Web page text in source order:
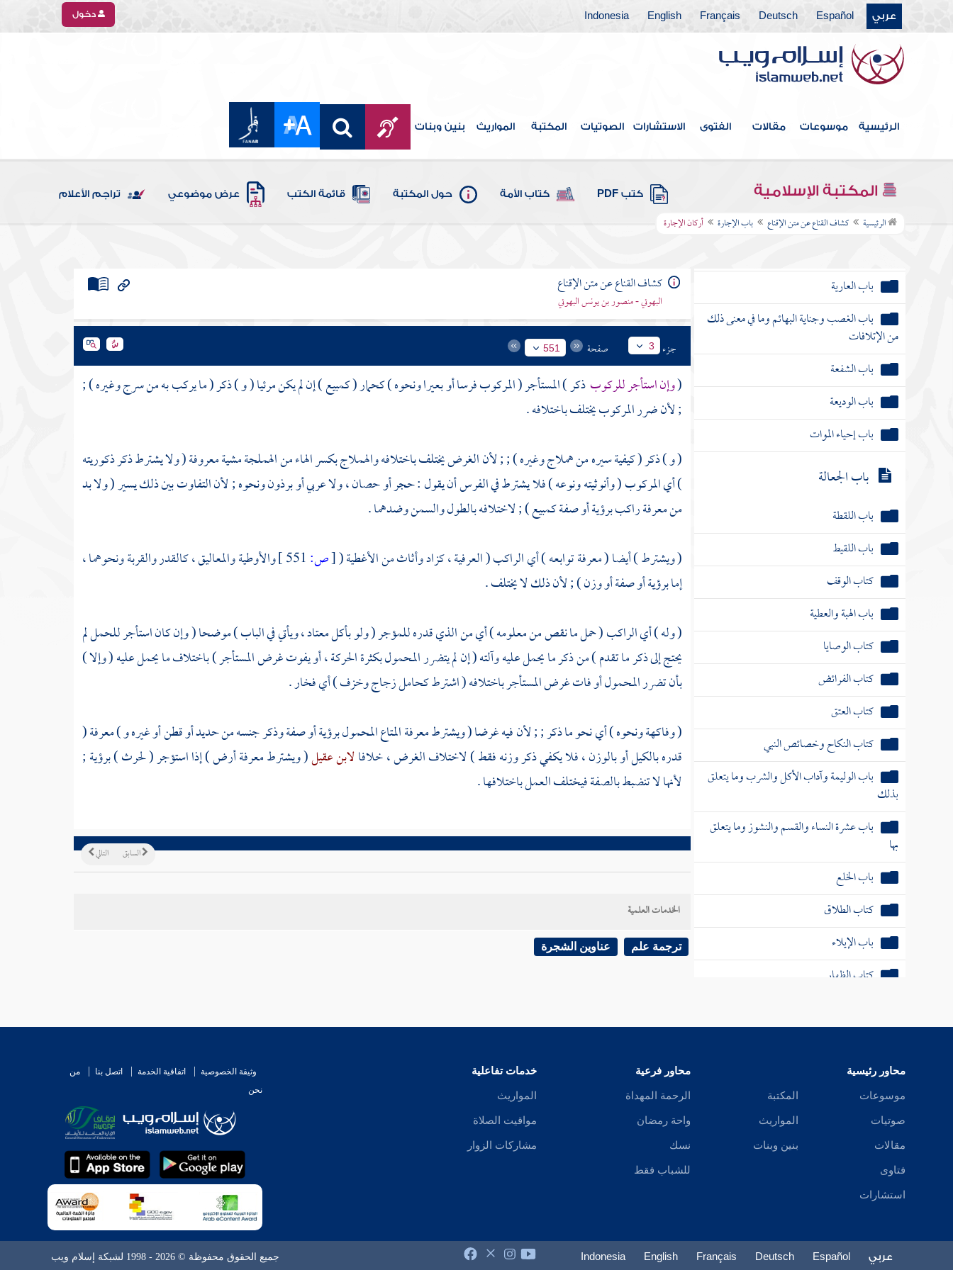
عربي Español
Deutsch
Français
English
Indonesia دخول
الرئيسية موسوعات مقالات الفتوى الاستشارات الصوتيات المكتبة المواريث بنين وبنات
المكتبة الإسلامية كتب PDF كتاب الأمة حول المكتبة قائمة الكتب عرض موضوعي تراجم الأعلام
الرئيسية كشاف القناع عن متن الإقناع باب الإجارة أركان الإجارة
باب الحوالة
باب الصلح وأحكام الجوار
باب الحجر
باب الوكالة
كتاب الشركة
باب المساقاة والمناصبة والمزارعة
باب الإجارة
باب العارية
باب الغصب وجناية البهائم وما في معنى ذلك
من الإتلافات
باب الشفعة
باب الوديعة
باب إحياء الموات
باب الجعالة
باب اللقطة
باب اللقيط
كتاب الوقف
باب الهبة والعطية
كتاب الوصايا
كتاب الفرائض
كتاب العتق
كتاب النكاح وخصائص النبي
باب الوليمة وآداب الأكل والشرب وما يتعلق
بذلك
باب عشرة النساء والقسم والنشوز وما يتعلق
بها
باب الخلع
كتاب الطلاق
باب الإيلاء
كتاب الظهار
كتاب الرضاع
كتاب النفقات
كتاب الديات
كتاب الحدود
كشاف القناع عن متن الإقناع
البهوتي - منصور بن يونس البهوتي
جزء 3 صفحة 551
(وإن استأجر للركوبذكر ) المستأجر ( المركوب فرسا أو بعيرا ونحوه ) كحمار ( كمبيع ) إن لم يكن مرئيا ( و ) ذكر ( ما يركب به من سرج وغيره ) ;
; لأن ضرر المركوب يختلف باختلافه .
( و ) ذكر ( كيفية سيره من هملاج وغيره ) ; ; لأن الغرض يختلف باختلافه والهملاج بكسر الهاء من الهملجة مشية معروفة ( ولا يشترط ذكر ذكوريته
) أي المركوب ( وأنوثيته ونوعه ) فلا يشترط في الفرس أن يقول : حجر أو حصان ، ولا عربي أو برذون ونحوه ; لأن التفاوت بين ذلك يسير ( ولا بد
من معرفة راكب برؤية أو صفة كمبيع ) ; لاختلافه بالطول والسمن وضدهما .
( ويشترط ) أيضا ( معرفة توابعه ) أي الراكب ( العرفية ، كزاد وأثاث من الأغطية ([ص:
والأوطية والمعاليق ، كالقدر والقربة ونحوهما ،
إما برؤية أو صفة أو وزن ) ; لأن ذلك لا يختلف .
( وله ) أي الراكب ( حمل ما نقص من معلومه ) أي من الذي قدره للمؤجر ( ولو بأكل معتاد ، ويأتي في الباب ) موضحا ( وإن كان استأجر للحمل لم
يحتج إلى ذكر ما تقدم ) من ذكر ما يحمل عليه وآلته ( إن لم يتضرر المحمول بكثرة الحركة ، أو يفوت غرض المستأجر ) باختلاف ما يحمل عليه ( وإلا )
بأن تضرر المحمول أو فات غرض المستأجر باختلافه ( اشترط كحامل زجاج وخزف ) أي فخار .
( وفاكهة ونحوه ) أي نحو ما ذكر ; ; لأن فيه غرضا ( ويشترط معرفة المتاع المحمول برؤية أو صفة وذكر جنسه من حديد أو قطن أو غيره و ) معرفة (
قدره بالكيل أو بالوزن ، فلا يكفي ذكر وزنه فقط ) لاختلاف الغرض ، خلافالابن عقيل( ويشترط معرفة أرض ) إذا استؤجر ( لحرث ) برؤية ;
لأنها لا تنضبط بالصفة فيختلف العمل باختلافها .
التالي السابق
الخدمات العلمية
ترجمة علم عناوين الشجرة
محاور رئيسية
موسوعات
صوتيات
مقالات
فتاوى
استشارات
المكتبة
المواريث
بنين وبنات
محاور فرعية
الرحمة المهداة
واحة رمضان
نسك
للشباب فقط
خدمات تفاعلية
المواريث
مواقيت الصلاة
مشاركات الزوار
وثيقة الخصوصية اتفاقية الخدمة اتصل بنا
من
نحن
عربي Español
Deutsch
Français
English
Indonesia جميع الحقوق محفوظة © 2026 - 1998 لشبكة إسلام ويب